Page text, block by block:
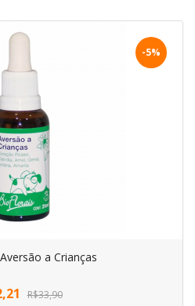
-5%
a Crianças
R$33,90